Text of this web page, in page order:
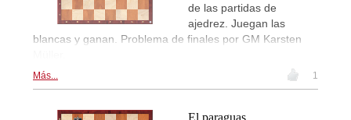
de las partidas de
ajedrez. Juegan las
blancas y ganan. Problema de finales por GM Karsten
Más... 1
El paraguas